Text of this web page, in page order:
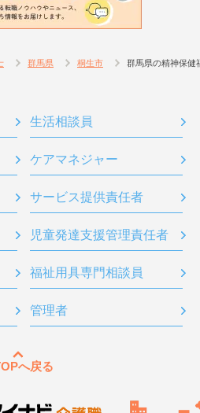
群馬県 桐生市 群馬県の精神保健
生活相談員
ケアマネジャー
サービス提供責任者
児童発達支援管理責任者
福祉用具専門相談員
管理者
へ戻る